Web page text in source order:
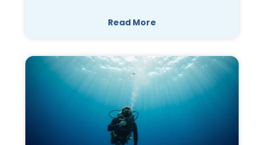
Read More